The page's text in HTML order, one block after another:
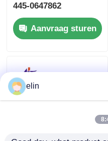
445-0647862
4450647862
Aanvraag sturen
elin